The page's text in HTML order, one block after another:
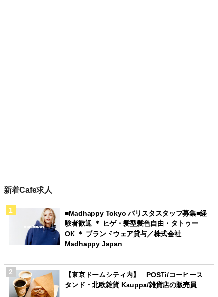
新着Cafe求人
■Madhappy Tokyo バリスタスタッフ募集■経
験者歓迎 ＊ ヒゲ・髪型髪色自由・タトゥー
OK ＊ ブランドウェア貸与／株式会社
Madhappy Japan
【東京ドームシティ内】 POSTi/コーヒース
タンド・北欧雑貨 Kauppa/雑貨店の販売員